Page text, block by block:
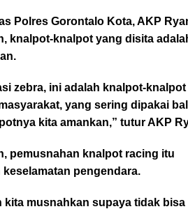
Polres Gorontalo Kota, AKP
knalpot-knalpot yang disita
zebra, ini adalah knalpot-knalpot
yang sering dipakai
kita amankan,” tutur AKP
pemusnahan knalpot racing itu
pengendara.
kita musnahkan supaya tidak bisa